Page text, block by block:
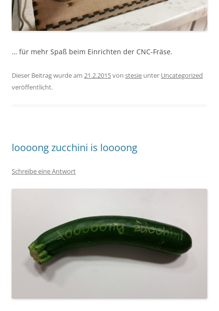
… für mehr Spaß beim Einrichten der CNC-Fräse.
Dieser Beitrag wurde am 21.2.2015von stesie unter Uncategorized
veröffentlicht.
loooong zucchini is loooong
Schreibe eine Antwort